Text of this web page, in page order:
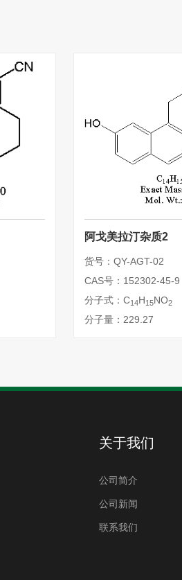
阿戈美拉汀杂质2
货号：QY-AGT-02
CAS号：152302-45-9
分子式：C14H15NO2
分子量：229.27
关于我们
公司简介
公司新闻
联系我们